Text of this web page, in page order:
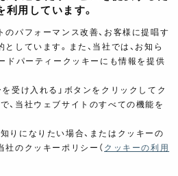
利用しています。
のパフォーマンス改善、お客様に提唱す
しています。また、当社では、お知ら
ドパーティークッキーにも情報を提供
を受け入れる」ボタンをクリックしてク
、当社ウェブサイトのすべての機能を
りになりたい場合、またはクッキーの
社のクッキーポリシー（ クッキーの利用